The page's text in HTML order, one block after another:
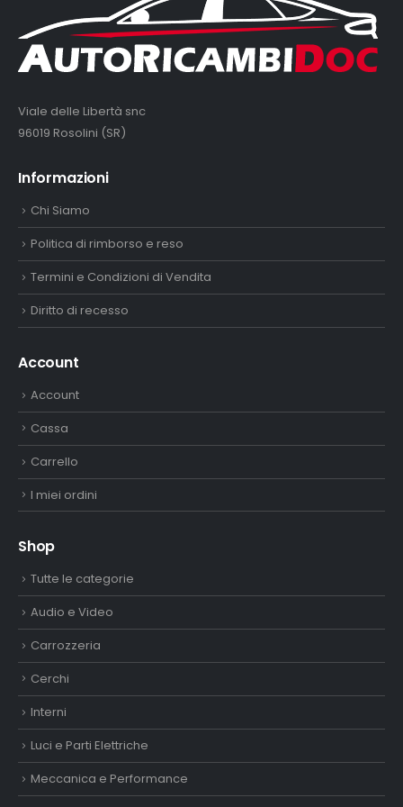
Viale delle Libertà snc
96019 Rosolini (SR)
Informazioni
Chi Siamo
Politica di rimborso e reso
Termini e Condizioni di Vendita
Diritto di recesso
Account
Account
Cassa
Carrello
I miei ordini
Shop
Tutte le categorie
Audio e Video
Carrozzeria
Cerchi
Interni
Luci e Parti Elettriche
Meccanica e Performance